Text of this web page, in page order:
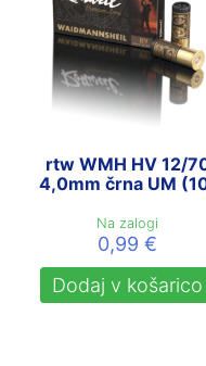
rtw WMH HV 12/
4,0mm črna UM
Na zalogi
0,99€
Dodaj v košarico